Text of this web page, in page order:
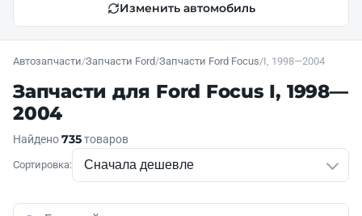
Изменить автомобиль
Автозапчасти/Запчасти Ford/Запчасти Ford Focus/I, 1998—2004
Запчасти для Ford Focus I, 1998—
2004
Найдено735товаров
Сортировка: